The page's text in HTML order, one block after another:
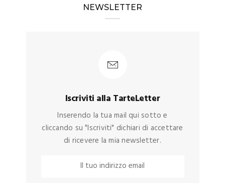
NEWSLETTER
Iscriviti alla TarteLetter
Inserendo la tua mail qui sotto e
cliccando su "Iscriviti" dichiari di accettare
di ricevere la mia newsletter.